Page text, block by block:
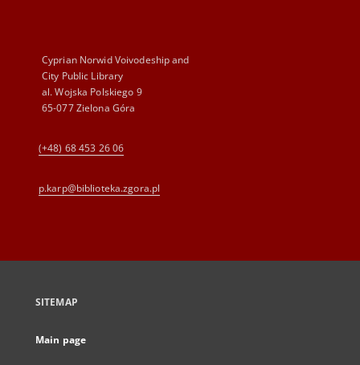
Cyprian Norwid Voivodeship and
City Public Library
al. Wojska Polskiego 9
65-077 Zielona Góra
(+48) 68 453 26 06
p.karp@biblioteka.zgora.pl
SITEMAP
Main page